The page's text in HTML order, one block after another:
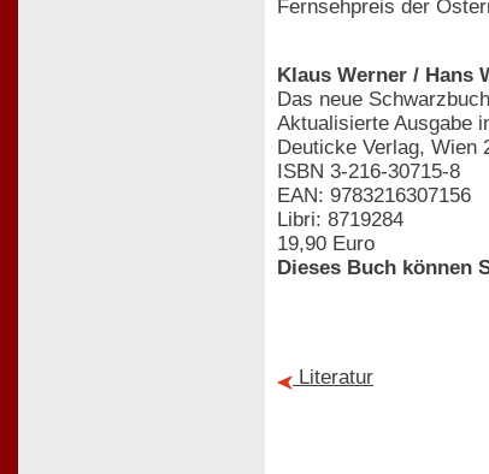
Fernsehpreis der
Klaus Werner / Hans
Das neue
Aktualisierte Ausgabe
Deuticke Verlag, Wien
ISBN 3-216-30715-8
EAN: 9783216307156
Libri: 8719284
19,90 Euro
Dieses Buch können
Literatur